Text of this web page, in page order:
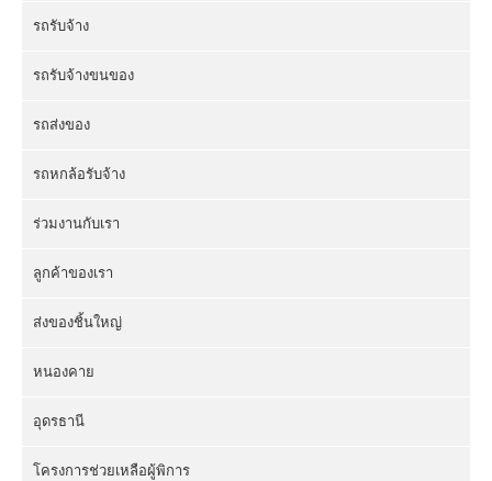
รถรับจ้าง
รถรับจ้างขนของ
รถส่งของ
รถหกล้อรับจ้าง
ร่วมงานกับเรา
ลูกค้าของเรา
ส่งของชิ้นใหญ่
หนองคาย
อุดรธานี
โครงการช่วยเหลือผู้พิการ